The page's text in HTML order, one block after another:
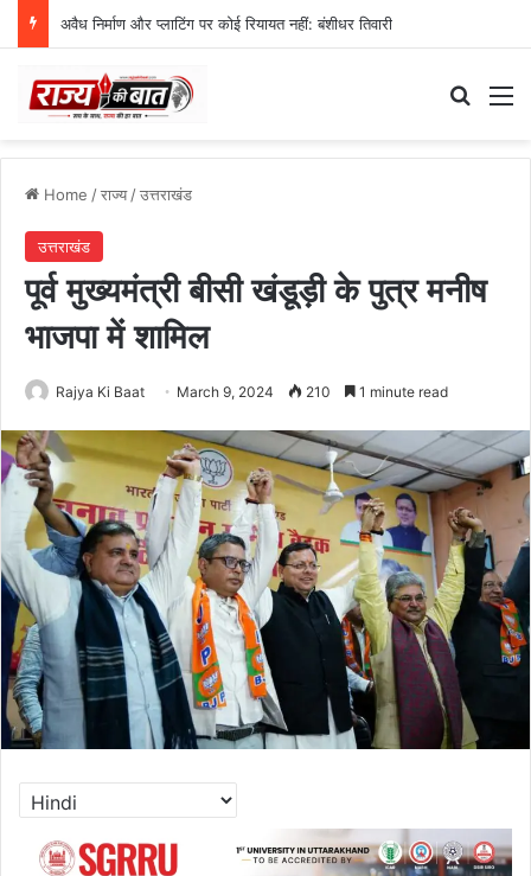
अवैध निर्माण और प्लाटिंग पर कोई रियायत नहीं: बंशीधर तिवारी
Home /राज्य/उत्तराखंड
उत्तराखंड
पूर्व मुख्यमंत्री बीसी खंडूड़ी के पुत्र मनीष
भाजपा में शामिल
Rajya Ki Baat March 9, 2024 210 1 minute read